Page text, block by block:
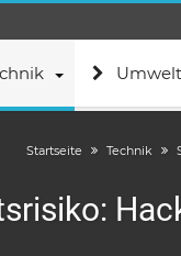
Umwelt
Startseite Technik